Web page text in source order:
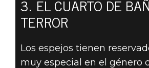
5
EN DOOM
3. EL CUARTO DE
TERROR
Los espejos tienen
muy especial en el género